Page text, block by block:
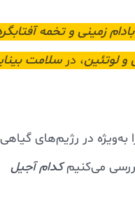
زمینی و تخمه
و لوتئین، درسلامت
به‌ویژه در رژیم‌های
می‌کنیمکدام آجیل